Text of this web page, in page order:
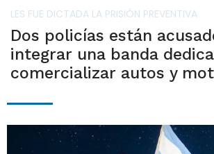
LES FUE DICTADA LA PRISIÓN PREVENTIVA
Dos policías están
integrar una banda
comercializar autos y